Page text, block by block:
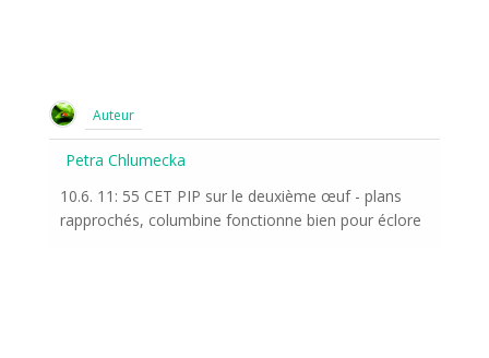
Auteur
Petra Chlumecka
10.6. 11: 55 CET PIP sur le deuxième œuf - plans
rapprochés, columbine fonctionne bien pour éclore